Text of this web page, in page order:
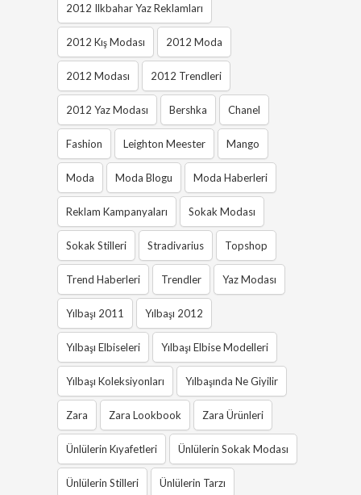
2012 Ilkbahar Yaz Reklamları
2012 Kış Modası 2012 Moda
2012 Modası 2012 Trendleri
2012 Yaz Modası Bershka Chanel
Fashion Leighton Meester Mango
Moda Moda Blogu Moda Haberleri
Reklam Kampanyaları Sokak Modası
Sokak Stilleri Stradivarius Topshop
Trend Haberleri Trendler Yaz Modası
Yılbaşı 2011 Yılbaşı 2012
Yılbaşı Elbiseleri Yılbaşı Elbise Modelleri
Yılbaşı Koleksiyonları Yılbaşında Ne Giyilir
Zara Zara Lookbook Zara Ürünleri
Ünlülerin Kıyafetleri Ünlülerin Sokak Modası
Ünlülerin Stilleri Ünlülerin Tarzı